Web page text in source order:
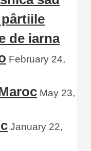
de iarna
February 24,
May 23,
January 22,